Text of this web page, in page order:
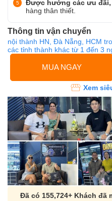
Được hưởng các ưu đãi,
hàng thân thiết.
Thông tin vận chuyển
nội thành HN, Đà Nẵng, HCM
các tỉnh thành khác từ 1 đến 3
MUA NGAY
Xem
Đã có 155,724+ Khách đã